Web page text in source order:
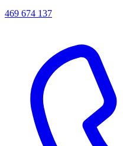
469 674 137